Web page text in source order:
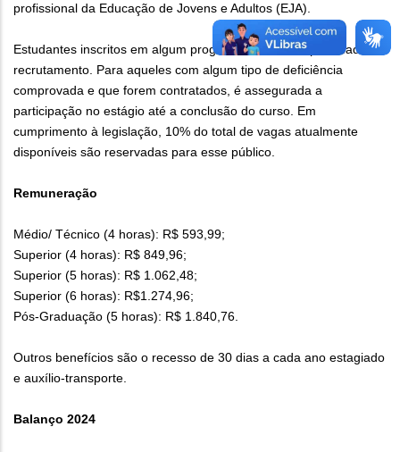
profissional da Educação de Jovens e Adultos (EJA).
Estudantes inscritos em algum programa social têm prioridade no
recrutamento. Para aqueles com algum tipo de deficiência
comprovada e que forem contratados, é assegurada a
participação no estágio até a conclusão do curso. Em
cumprimento à legislação, 10% do total de vagas atualmente
disponíveis são reservadas para esse público.
Remuneração
Médio/ Técnico (4 horas): R$ 593,99;
Superior (4 horas): R$ 849,96;
Superior (5 horas): R$ 1.062,48;
Superior (6 horas): R$1.274,96;
Pós-Graduação (5 horas): R$ 1.840,76.
Outros benefícios são o recesso de 30 dias a cada ano estagiado
e auxílio-transporte.
Balanço 2024